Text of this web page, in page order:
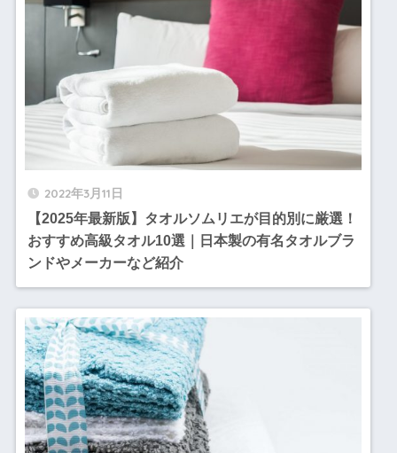
2022年3月11日
【2025年最新版】タオルソムリエが目的別に厳選！
おすすめ高級タオル10選｜日本製の有名タオルブラ
ンドやメーカーなど紹介